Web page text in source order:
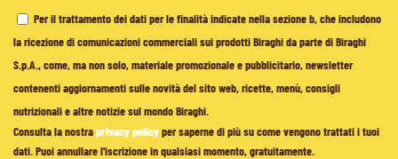
Per il trattamento dei dati per le finalità indicate nella sezione b, che includono
la ricezione di comunicazioni commerciali sui prodotti Biraghi da parte di Biraghi
S.p.A., come, ma non solo, materiale promozionale e pubblicitario, newsletter
contenenti aggiornamenti sulle novità del sito web, ricette, menù, consigli
nutrizionali e altre notizie sul mondo Biraghi.
Consulta la nostraprivacy policyper saperne di più su come vengono trattati i tuoi
dati. Puoi annullare l'iscrizione in qualsiasi momento, gratuitamente.